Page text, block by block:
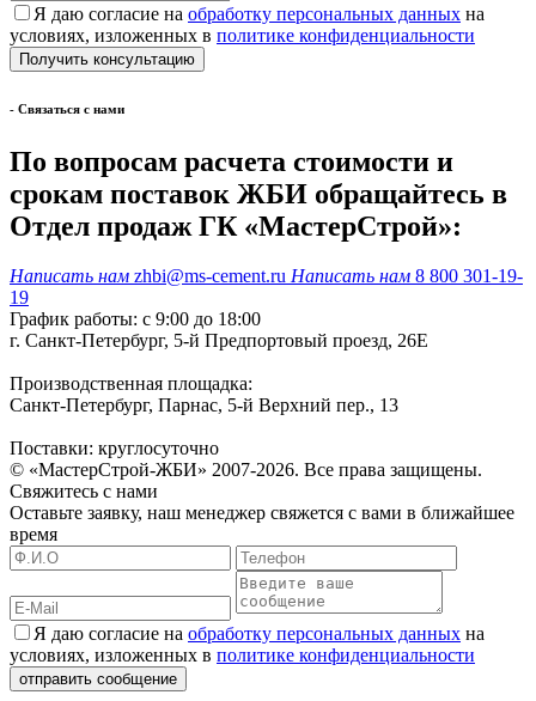
Я даю согласие на обработку персональных данных на
условиях, изложенных в политике конфиденциальности
- Cвязаться с нами
По вопросам расчета стоимости и
срокам поставок ЖБИ обращайтесь в
Отдел продаж ГК «МастерСтрой»:
Написать нам zhbi@ms-cement.ru Написать нам 8 800 301-19-
19
График работы: с 9:00 до 18:00
г. Санкт-Петербург, 5-й Предпортовый проезд, 26Е
Производственная площадка:
Санкт-Петербург, Парнас, 5-й Верхний пер., 13
Поставки: круглосуточно
© «МастерСтрой-ЖБИ» 2007-2026. Все права защищены.
Свяжитесь с нами
Оставьте заявку, наш менеджер свяжется с вами в ближайшее
время
Я даю согласие на обработку персональных данных на
условиях, изложенных в политике конфиденциальности